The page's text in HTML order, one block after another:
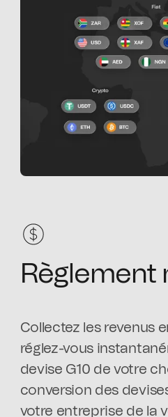
Règlement
Collectez les revenus
réglez-vous
devise G10 de votre
conversion des
votre entreprise de la